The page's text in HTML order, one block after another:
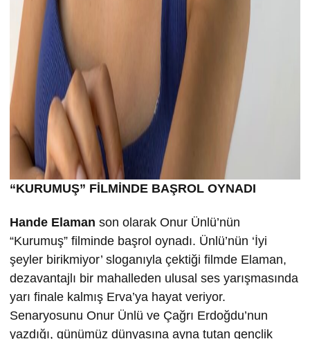
“KURUMUŞ” FİLMİNDE BAŞROL OYNADI
Hande Elaman son olarak Onur Ünlü’nün
“Kurumuş” filminde başrol oynadı. Ünlü’nün ‘İyi
şeyler birikmiyor’ sloganıyla çektiği filmde Elaman,
dezavantajlı bir mahalleden ulusal ses yarışmasında
yarı finale kalmış Erva’ya hayat veriyor.
Senaryosunu Onur Ünlü ve Çağrı Erdoğdu’nun
yazdığı, günümüz dünyasına ayna tutan gençlik